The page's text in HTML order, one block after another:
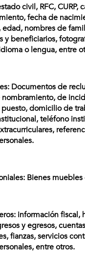
civil, RFC, CURP,
fecha de
nombres de
y beneficiarios,
o lengua, entre
Documentos de
de
domicilio de
teléfono
Bienes
información fiscal,
y egresos,
fianzas, servicios
entre otros.